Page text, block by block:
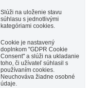
Slúži na uloženie stavu
súhlasu s jednotlivými
kategóriami cookies.
Cookie je nastavený
doplnkom "GDPR Cookie
Consent" a slúži na ukladanie
toho, či užívateľ súhlasil s
používaním cookies.
Neuchováva žiadne osobné
údaje.